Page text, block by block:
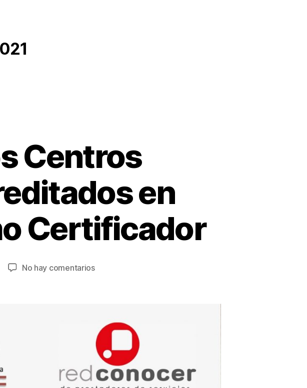
Centros
en
Certificador
No hay comentarios